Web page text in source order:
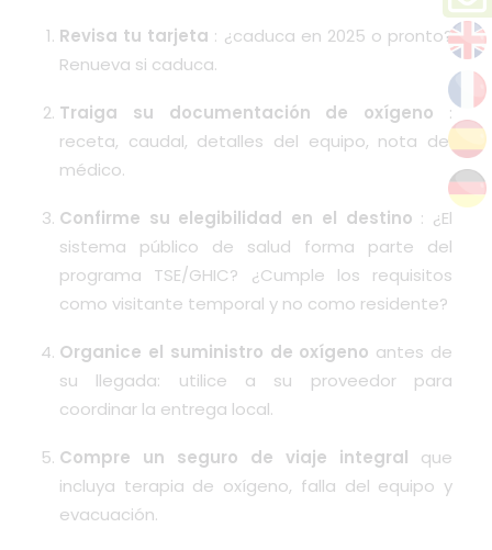
Revisa tu tarjeta : ¿caduca en 2025 o pronto?
Renueva si caduca.
Traiga su documentación de oxígeno :
receta, caudal, detalles del equipo, nota del
médico.
Confirme su elegibilidad en el destino : ¿El
sistema público de salud forma parte del
programa TSE/GHIC? ¿Cumple los requisitos
como visitante temporal y no como residente?
Organice el suministro de oxígeno antes de
su llegada: utilice a su proveedor para
coordinar la entrega local.
Compre un seguro de viaje integral que
incluya terapia de oxígeno, falla del equipo y
evacuación.